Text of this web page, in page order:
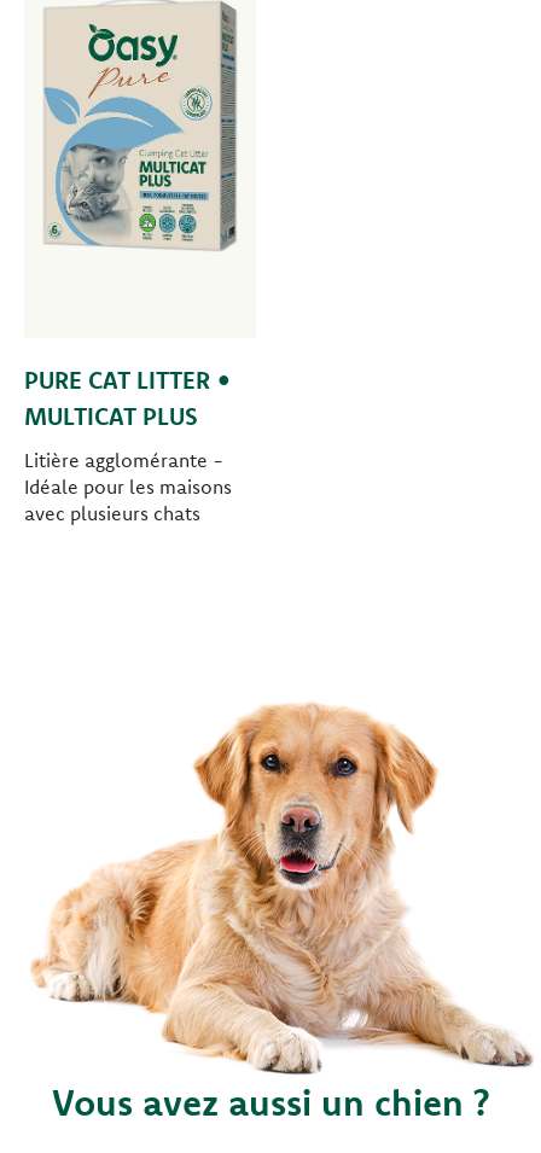
PURE CAT LITTER •
MULTICAT PLUS
Litière agglomérante -
Idéale pour les maisons
avec plusieurs chats
Vous avez aussi un chien ?